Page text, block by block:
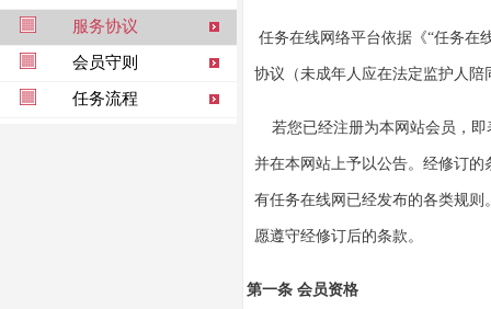
服务协议
会员守则
任务流程
任务在线网络平台依据《“任务在
协议（未成年人应在法定监护人陪
若您已经注册为本网站会员，
并在本网站上予以公告。经修订
有任务在线网已经发布的各类规
愿遵守经修订后的条款。
第一条 会员资格